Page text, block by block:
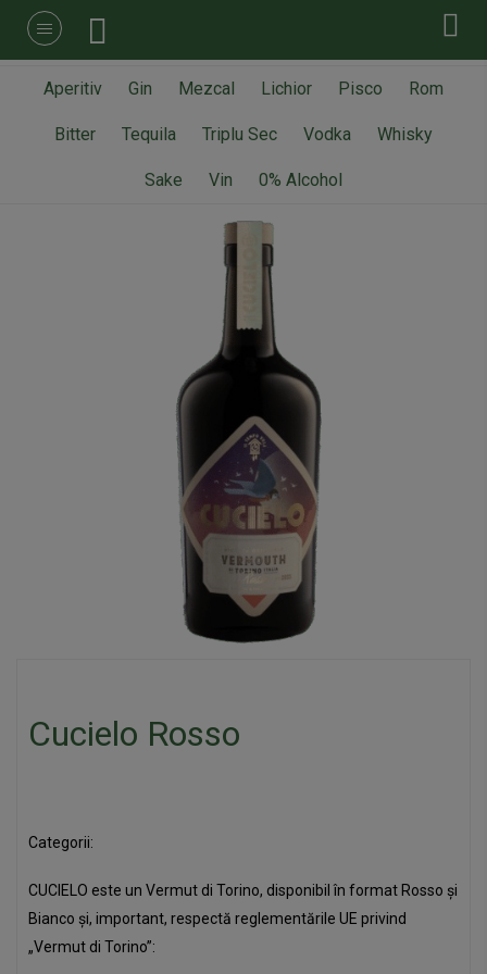
Aperitiv Gin Mezcal Lichior Pisco Rom
Bitter Tequila Triplu Sec Vodka Whisky
Sake Vin 0% Alcohol
Cucielo Rosso
Categorii:
CUCIELO este un Vermut di Torino, disponibil în format Rosso și
Bianco și, important, respectă reglementările UE privind
„Vermut di Torino”: